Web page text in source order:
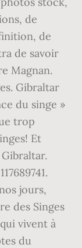
de
de
de savoir
Magnan.
Gibraltar
du singe »
trop
Et
jours,
des Singes
vivent à
du